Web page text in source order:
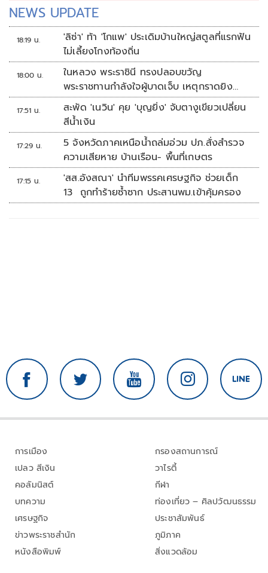
NEWS UPDATE
18:19 น.
'ลิซ่า' ท้า 'โกแพ' ประเดิมบ้านใหญ่สตูลที่แรกฟัน
ไม่เลี้ยงโกงท้องถิ่น
18:00 น.
ในหลวง พระราชินี ทรงปลอบขวัญ
พระราชทานกำลังใจผู้บาดเจ็บ เหตุกราดยิง
รร.เทพศิรินทร์นนทบุรี
17:51 น.
สะพัด 'เนวิน' คุย 'บุญยิ่ง' จับตางูเขียวเปลี่ยน
สีน้ำเงิน
17:29 น.
5 จังหวัดภาคเหนือน้ำถล่มอ่วม ปภ.สั่งสำรวจ
ความเสียหาย บ้านเรือน- พื้นที่เกษตร
17:15 น.
'สส.อังสณา' นำทีมพรรคเศรษฐกิจ ช่วยเด็ก
13 ถูกทำร้ายซ้ำซาก ประสานพม.เข้าคุ้มครอง
การเมือง
เปลว สีเงิน
คอลัมนิสต์
บทความ
เศรษฐกิจ
ข่าวพระราชสำนัก
หนังสือพิมพ์
กรองสถานการณ์
วาไรตี้
กีฬา
ท่องเที่ยว – ศิลปวัฒนธรรม
ประชาสัมพันธ์
ภูมิภาค
สิ่งแวดล้อม